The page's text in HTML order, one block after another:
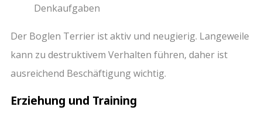
Denkaufgaben
Der Boglen Terrier ist aktiv und neugierig. Langeweile
kann zu destruktivem Verhalten führen, daher ist
ausreichend Beschäftigung wichtig.
Erziehung und Training